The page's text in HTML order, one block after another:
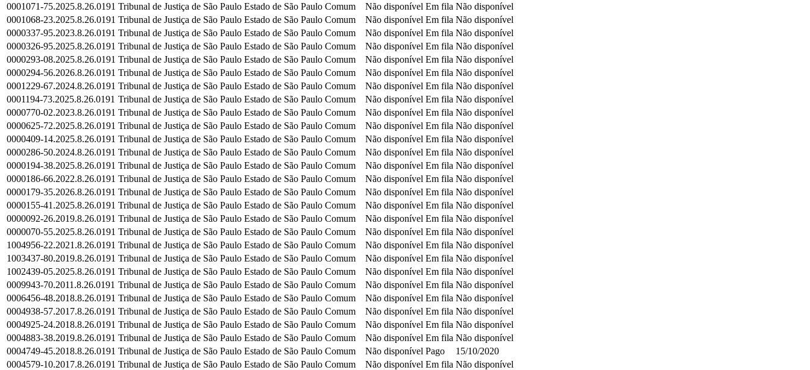
0001071-75.2025.8.26.0191 Tribunal de Justiça de São Paulo Estado de São Paulo Comum Não disponível Em fila Não disponível
0001068-23.2025.8.26.0191 Tribunal de Justiça de São Paulo Estado de São Paulo Comum Não disponível Em fila Não disponível
0000337-95.2023.8.26.0191 Tribunal de Justiça de São Paulo Estado de São Paulo Comum Não disponível Em fila Não disponível
0000326-95.2025.8.26.0191 Tribunal de Justiça de São Paulo Estado de São Paulo Comum Não disponível Em fila Não disponível
0000293-08.2025.8.26.0191 Tribunal de Justiça de São Paulo Estado de São Paulo Comum Não disponível Em fila Não disponível
0000294-56.2026.8.26.0191 Tribunal de Justiça de São Paulo Estado de São Paulo Comum Não disponível Em fila Não disponível
0001229-67.2024.8.26.0191 Tribunal de Justiça de São Paulo Estado de São Paulo Comum Não disponível Em fila Não disponível
0001194-73.2025.8.26.0191 Tribunal de Justiça de São Paulo Estado de São Paulo Comum Não disponível Em fila Não disponível
0000770-02.2023.8.26.0191 Tribunal de Justiça de São Paulo Estado de São Paulo Comum Não disponível Em fila Não disponível
0000625-72.2025.8.26.0191 Tribunal de Justiça de São Paulo Estado de São Paulo Comum Não disponível Em fila Não disponível
0000409-14.2025.8.26.0191 Tribunal de Justiça de São Paulo Estado de São Paulo Comum Não disponível Em fila Não disponível
0000286-50.2024.8.26.0191 Tribunal de Justiça de São Paulo Estado de São Paulo Comum Não disponível Em fila Não disponível
0000194-38.2025.8.26.0191 Tribunal de Justiça de São Paulo Estado de São Paulo Comum Não disponível Em fila Não disponível
0000186-66.2022.8.26.0191 Tribunal de Justiça de São Paulo Estado de São Paulo Comum Não disponível Em fila Não disponível
0000179-35.2026.8.26.0191 Tribunal de Justiça de São Paulo Estado de São Paulo Comum Não disponível Em fila Não disponível
0000155-41.2025.8.26.0191 Tribunal de Justiça de São Paulo Estado de São Paulo Comum Não disponível Em fila Não disponível
0000092-26.2019.8.26.0191 Tribunal de Justiça de São Paulo Estado de São Paulo Comum Não disponível Em fila Não disponível
0000070-55.2025.8.26.0191 Tribunal de Justiça de São Paulo Estado de São Paulo Comum Não disponível Em fila Não disponível
1004956-22.2021.8.26.0191 Tribunal de Justiça de São Paulo Estado de São Paulo Comum Não disponível Em fila Não disponível
1003437-80.2019.8.26.0191 Tribunal de Justiça de São Paulo Estado de São Paulo Comum Não disponível Em fila Não disponível
1002439-05.2025.8.26.0191 Tribunal de Justiça de São Paulo Estado de São Paulo Comum Não disponível Em fila Não disponível
0009943-70.2011.8.26.0191 Tribunal de Justiça de São Paulo Estado de São Paulo Comum Não disponível Em fila Não disponível
0006456-48.2018.8.26.0191 Tribunal de Justiça de São Paulo Estado de São Paulo Comum Não disponível Em fila Não disponível
0004938-57.2017.8.26.0191 Tribunal de Justiça de São Paulo Estado de São Paulo Comum Não disponível Em fila Não disponível
0004925-24.2018.8.26.0191 Tribunal de Justiça de São Paulo Estado de São Paulo Comum Não disponível Em fila Não disponível
0004883-38.2019.8.26.0191 Tribunal de Justiça de São Paulo Estado de São Paulo Comum Não disponível Em fila Não disponível
0004749-45.2018.8.26.0191 Tribunal de Justiça de São Paulo Estado de São Paulo Comum Não disponível Pago
15/10/2020
0004579-10.2017.8.26.0191 Tribunal de Justiça de São Paulo Estado de São Paulo Comum Não disponível Em fila Não disponível